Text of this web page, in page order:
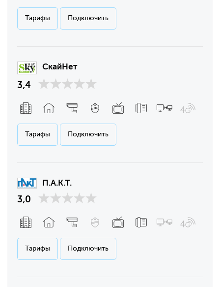
Тарифы Подключить
СкайНет
3,4
Тарифы Подключить
П.А.К.Т.
3,0
Тарифы Подключить